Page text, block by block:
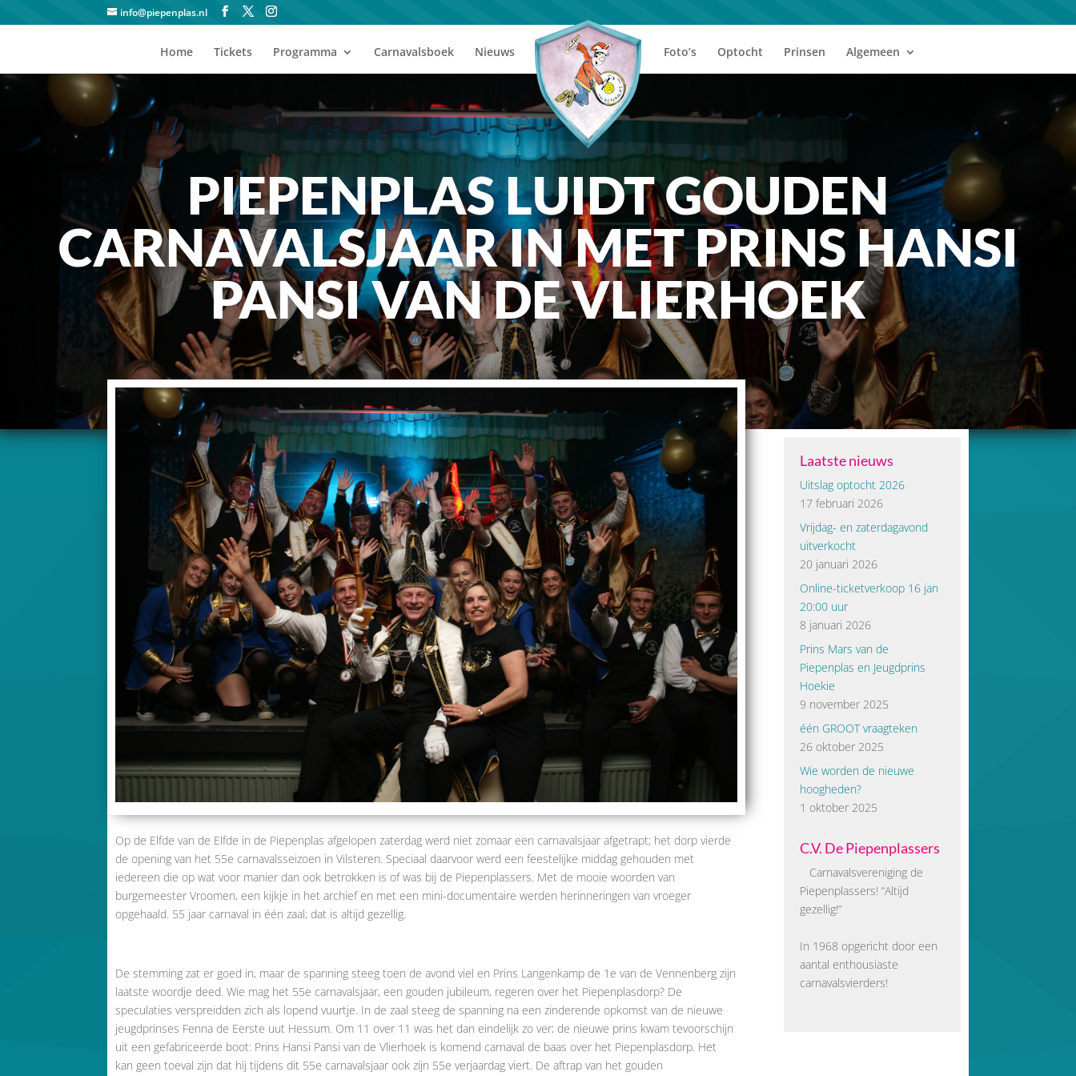
info@piepenplas.nl
Home Tickets Programma Carnavalsboek Nieuws Foto’s Optocht Prinsen Algemeen
PIEPENPLAS LUIDT GOUDEN
CARNAVALSJAAR IN MET PRINS HANSI
PANSI VAN DE VLIERHOEK
Op de Elfde van de Elfde in de Piepenplas afgelopen zaterdag werd niet zomaar een carnavalsjaar afgetrapt; het dorp vierde
de opening van het 55e carnavalsseizoen in Vilsteren. Speciaal daarvoor werd een feestelijke middag gehouden met
iedereen die op wat voor manier dan ook betrokken is of was bij de Piepenplassers. Met de mooie woorden van
burgemeester Vroomen, een kijkje in het archief en met een mini-documentaire werden herinneringen van vroeger
opgehaald. 55 jaar carnaval in één zaal; dat is altijd gezellig.
De stemming zat er goed in, maar de spanning steeg toen de avond viel en Prins Langenkamp de 1e van de Vennenberg zijn
laatste woordje deed. Wie mag het 55e carnavalsjaar, een gouden jubileum, regeren over het Piepenplasdorp? De
speculaties verspreidden zich als lopend vuurtje. In de zaal steeg de spanning na een zinderende opkomst van de nieuwe
jeugdprinses Fenna de Eerste uut Hessum. Om 11 over 11 was het dan eindelijk zo ver; de nieuwe prins kwam tevoorschijn
uit een gefabriceerde boot: Prins Hansi Pansi van de Vlierhoek is komend carnaval de baas over het Piepenplasdorp. Het
kan geen toeval zijn dat hij tijdens dit 55e carnavalsjaar ook zijn 55e verjaardag viert. De aftrap van het gouden
Laatste nieuws
Uitslag optocht 2026
17 februari 2026
Vrijdag- en zaterdagavond
uitverkocht
20 januari 2026
Online-ticketverkoop 16 jan
20:00 uur
8 januari 2026
Prins Mars van de
Piepenplas en Jeugdprins
Hoekie
9 november 2025
één GROOT vraagteken
26 oktober 2025
Wie worden de nieuwe
hoogheden?
1 oktober 2025
C.V. De Piepenplassers
Carnavalsvereniging de
Piepenplassers! “Altijd
gezellig!”
In 1968 opgericht door een
aantal enthousiaste
carnavalsvierders!